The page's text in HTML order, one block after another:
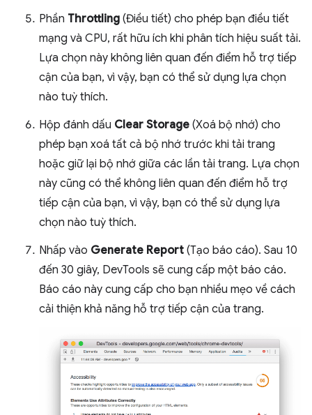
Phần Throttling (Điều tiết) cho phép bạn điều tiết
mạng và CPU, rất hữu ích khi phân tích hiệu suất tải.
Lựa chọn này không liên quan đến điểm hỗ trợ tiếp
cận của bạn, vì vậy, bạn có thể sử dụng lựa chọn
nào tuỳ thích.
Hộp đánh dấu Clear Storage (Xoá bộ nhớ) cho
phép bạn xoá tất cả bộ nhớ trước khi tải trang
hoặc giữ lại bộ nhớ giữa các lần tải trang. Lựa chọn
này cũng có thể không liên quan đến điểm hỗ trợ
tiếp cận của bạn, vì vậy, bạn có thể sử dụng lựa
chọn nào tuỳ thích.
Nhấp vào Generate Report (Tạo báo cáo). Sau 10
đến 30 giây, DevTools sẽ cung cấp một báo cáo.
Báo cáo này cung cấp cho bạn nhiều mẹo về cách
cải thiện khả năng hỗ trợ tiếp cận của trang.